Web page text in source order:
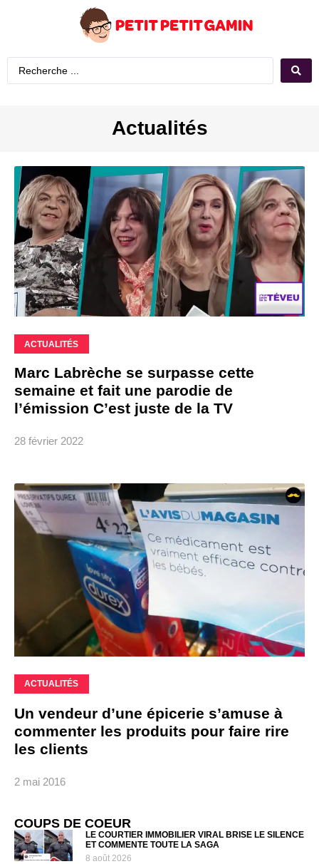
Actualités
ACTUALITÉS
Marc Labrèche se surpasse cette
semaine et fait une parodie de
l’émission C’est juste de la TV
28 février 2022
ACTUALITÉS
Un vendeur d’une épicerie s’amuse à
commenter les produits pour faire rire
les clients
2 mai 2016
COUPS DE COEUR
LE COURTIER IMMOBILIER VIRAL BRISE LE SILENCE
ET COMMENTE TOUTE LA SAGA
8 août 2026